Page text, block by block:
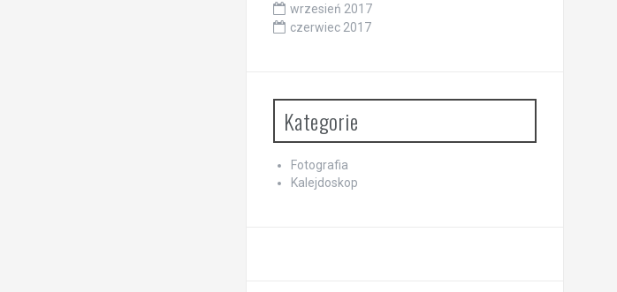
wrzesień 2017
czerwiec 2017
Kategorie
Fotografia
Kalejdoskop